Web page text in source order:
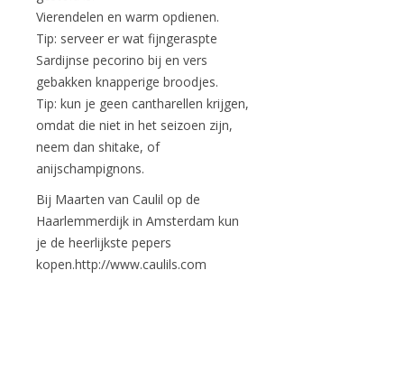
Vierendelen en warm opdienen.
Tip: serveer er wat fijngeraspte
Sardijnse pecorino bij en vers
gebakken knapperige broodjes.
Tip: kun je geen cantharellen krijgen,
omdat die niet in het seizoen zijn,
neem dan shitake, of
anijschampignons.
Bij Maarten van Caulil op de
Haarlemmerdijk in Amsterdam kun
je de heerlijkste pepers
kopen.http://www.caulils.com